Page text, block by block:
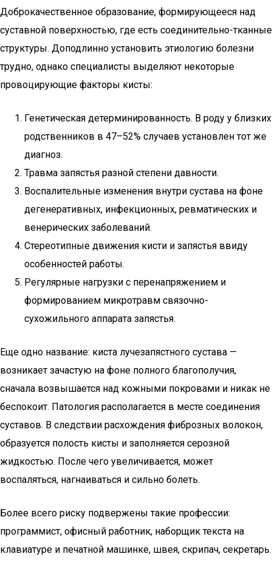
Доброкачественное образование, формирующееся над
суставной поверхностью, где есть соединительно-тканные
структуры. Доподлинно установить этиологию болезни
трудно, однако специалисты выделяют некоторые
провоцирующие факторы кисты:
Генетическая детерминированность. В роду у близких
родственников в 47–52% случаев установлен тот же
диагноз.
Травма запястья разной степени давности.
Воспалительные изменения внутри сустава на фоне
дегенеративных, инфекционных, ревматических и
венерических заболеваний.
Стереотипные движения кисти и запястья ввиду
особенностей работы.
Регулярные нагрузки с перенапряжением и
формированием микротравм связочно-
сухожильного аппарата запястья.
Еще одно название: киста лучезапястного сустава —
возникает зачастую на фоне полного благополучия,
сначала возвышается над кожными покровами и никак не
беспокоит. Патология располагается в месте соединения
суставов. В следствии расхождения фиброзных волокон,
образуется полость кисты и заполняется серозной
жидкостью. После чего увеличивается, может
воспаляться, нагнаиваться и сильно болеть.
Более всего риску подвержены такие профессии:
программист, офисный работник, наборщик текста на
клавиатуре и печатной машинке, швея, скрипач, секретарь.